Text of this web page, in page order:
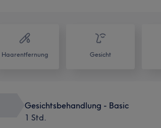
Haarentfernung Gesicht
Gesichtsbehandlung - Basic
1 Std.